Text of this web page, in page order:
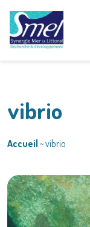
vibrio
Accueil ~vibrio